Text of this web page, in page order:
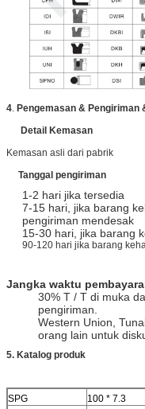
4. Pengemasan & Pengiriman
Detail Kemasan
Kemasan asli dari pabrik
Tanggal pengiriman
1-2 hari jika tersedia
7-15 hari, jika barang
pengiriman mendesak
15-30 hari, jika barang
90-120 hari jika barang
Jangka waktu
30% T / T di muka
pengiriman.
Western Union,
orang lain untuk
5. Katalog produk
SPG
100 * 7.3